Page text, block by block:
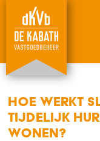
Hoe werkt
tijdelijk
wonen?